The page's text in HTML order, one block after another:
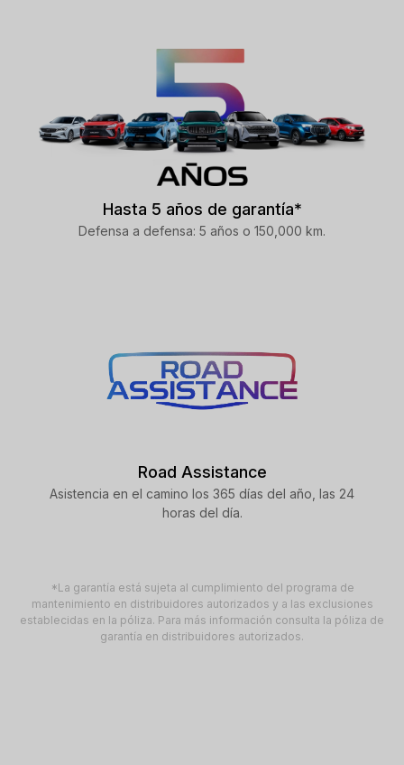
Hasta 5 años de garantía*
Defensa a defensa: 5 años o 150,000 km.
Road Assistance
Asistencia en el camino los 365 días del año, las 24
horas del día.
*La garantía está sujeta al cumplimiento del programa de
mantenimiento en distribuidores autorizados y a las exclusiones
establecidas en la póliza. Para más información consulta la póliza de
garantía en distribuidores autorizados.